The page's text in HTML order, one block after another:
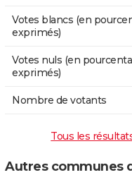
Votes blancs (en
exprimés)
Votes nuls (en
exprimés)
Nombre de votants
Tous les
Autres communes